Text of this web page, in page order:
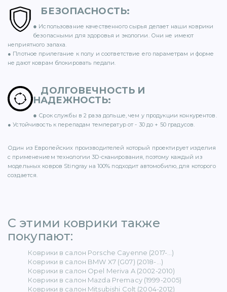
BENZ (65)
БЕЗОПАСНОСТЬ:
● Использование качественного сырья делает наши коврики
безопасными для здоровья и экологии. Они не имеют
неприятного запаха.
● Плотное прилегание к полу и соответствие его параметрам и форме
не дают коврам блокировать педали.
ДОЛГОВЕЧНОСТЬ И
НАДЕЖНОСТЬ:
● Срок службы в 2 раза дольше, чем у продукции конкурентов.
● Устойчивость к перепадам температур от - 30 до + 50 градусов.
Один из Европейских производителей который проектирует изделия
с применением технологии 3D-сканирования, поэтому каждый из
модельных ковров Stingray на 100% подходит автомобилю, для которого
создается.
С этими коврики также
покупают: ​
Коврики в салон Porsche Cayenne (2017-...)
Коврики в салон BMW X7 (G07) (2018-...)
Коврики в салон Opel Meriva A (2002-2010)
Коврики в салон Mazda Premacy (1999-2005)
Коврики в салон Mitsubishi Colt (2004-2012)